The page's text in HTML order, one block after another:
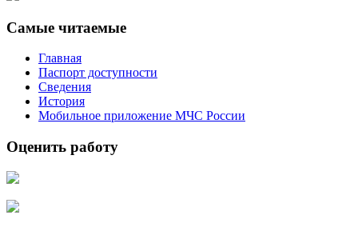
Самые читаемые
Главная
Паспорт доступности
Сведения
История
Мобильное приложение МЧС России
Оценить работу